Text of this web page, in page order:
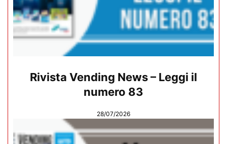
Rivista Vending News – Leggi il
numero 83
28/07/2026